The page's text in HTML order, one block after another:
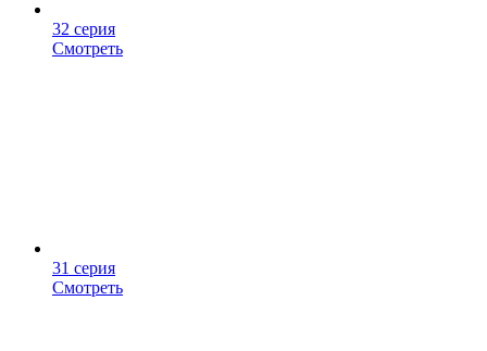
32 серия
Смотреть
31 серия
Смотреть